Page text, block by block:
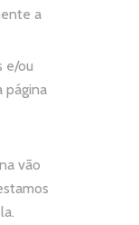
a
e/ou
página
vão